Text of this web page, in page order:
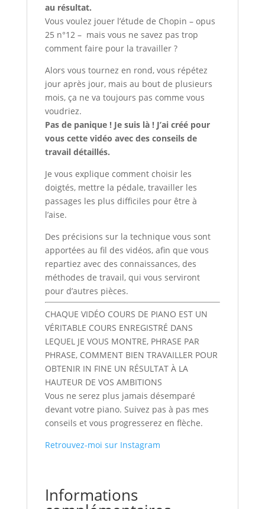
au résultat.
Vous voulez jouer l’étude de Chopin – opus
25 n°12 – mais vous ne savez pas trop
comment faire pour la travailler ?
Alors vous tournez en rond, vous répétez
jour après jour, mais au bout de plusieurs
mois, ça ne va toujours pas comme vous
voudriez.
Pas de panique ! Je suis là ! J’ai créé pour
vous cette vidéo avec des conseils de
travail détaillés.
Je vous explique comment choisir les
doigtés, mettre la pédale, travailler les
passages les plus difficiles pour être à
l’aise.
Des précisions sur la technique vous sont
apportées au fil des vidéos, afin que vous
repartiez avec des connaissances, des
méthodes de travail, qui vous serviront
pour d’autres pièces.
CHAQUE VIDÉO COURS DE PIANO EST UN
VÉRITABLE COURS ENREGISTRÉ DANS
LEQUEL JE VOUS MONTRE, PHRASE PAR
PHRASE, COMMENT BIEN TRAVAILLER POUR
OBTENIR IN FINE UN RÉSULTAT À LA
HAUTEUR DE VOS AMBITIONS
Vous ne serez plus jamais désemparé
devant votre piano. Suivez pas à pas mes
conseils et vous progresserez en flèche.
Retrouvez-moi sur Instagram
Informations